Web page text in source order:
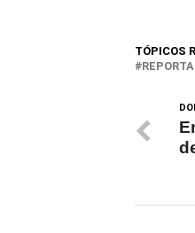
TÓPICOS